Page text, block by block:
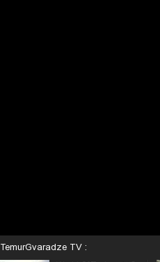
TemurGvaradze TV :